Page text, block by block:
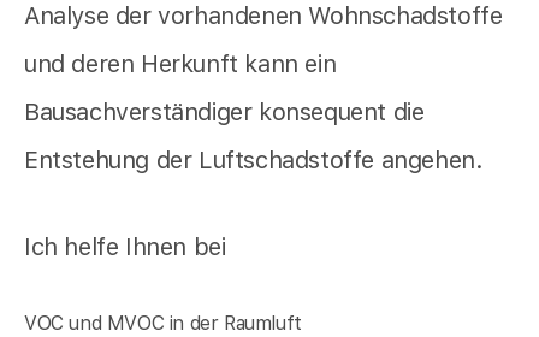
Analyse der vorhandenen Wohnschadstoffe
und deren Herkunft kann ein
Bausachverständiger konsequent die
Entstehung der Luftschadstoffe angehen.
Ich helfe Ihnen bei
VOC und MVOC in der Raumluft